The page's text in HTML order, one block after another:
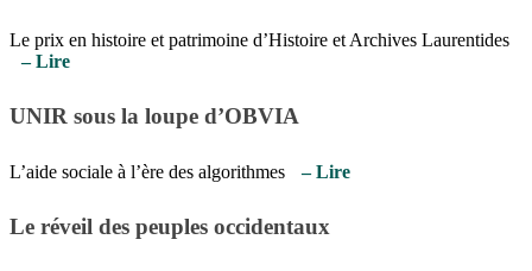
Le prix en histoire et patrimoine d’Histoire et Archives Laurentides
– Lire
UNIR sous la loupe d’OBVIA
L’aide sociale à l’ère des algorithmes – Lire
Le réveil des peuples occidentaux